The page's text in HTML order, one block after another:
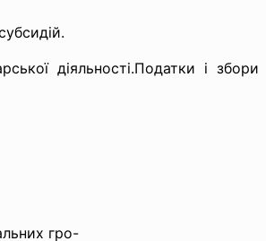
діяльності.Податки і
гро-